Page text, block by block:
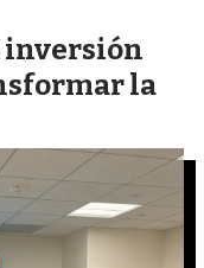
inversión
la